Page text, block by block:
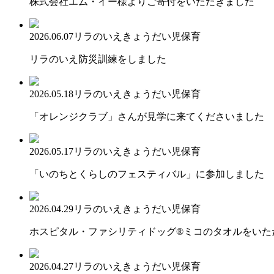
2026.06.07リラのいえ きょうだい児保育
リラのいえ防災訓練をしました
2026.05.18リラのいえ きょうだい児保育
「オレンジクラブ」さんが見学に来てくださいました
2026.05.17リラのいえ きょうだい児保育
「いのちとくらしのフェスティバル」に参加しました
2026.04.29リラのいえ きょうだい児保育
ホスピタル・ファシリティドッグ®ミコのタオルをいた
2026.04.27リラのいえ きょうだい児保育